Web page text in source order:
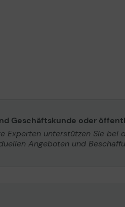
Geschäftskunde oder
Experten unterstützen Sie bei
Angeboten und